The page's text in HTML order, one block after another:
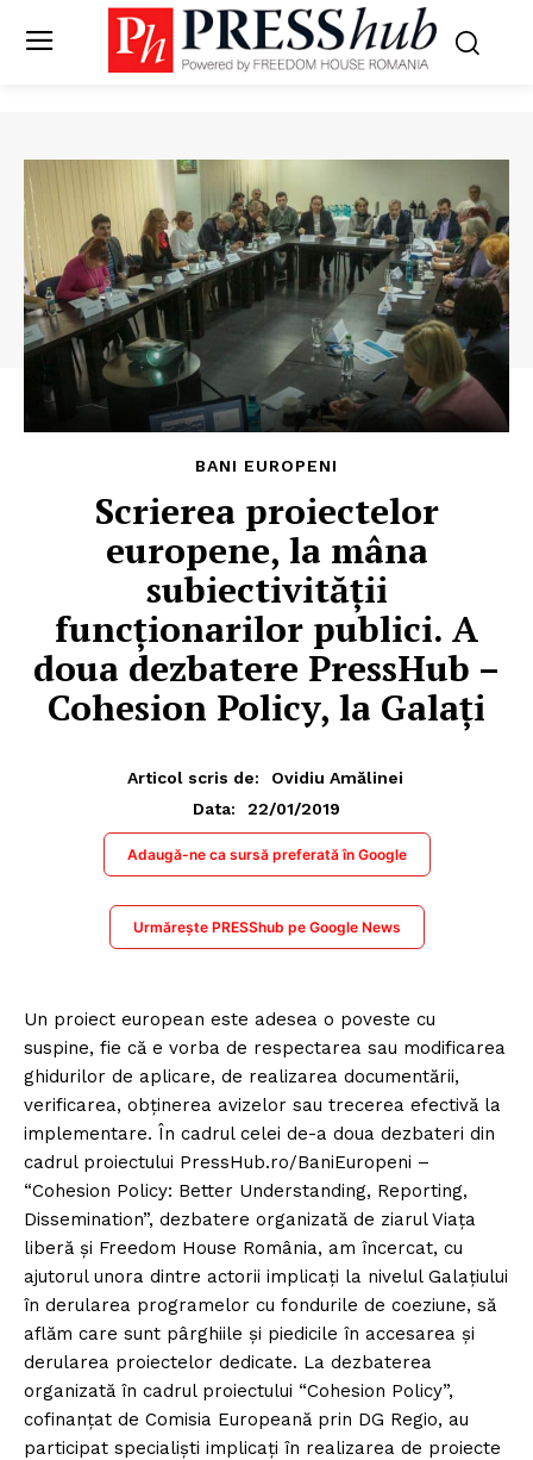
BANI EUROPENI
Scrierea proiectelor
europene, la mâna
subiectivității
funcționarilor publici. A
doua dezbatere PressHub –
Cohesion Policy, la Galați
Articol scris de:
Ovidiu Amălinei
Data:
22/01/2019
Adaugă-ne ca sursă preferată în Google
Urmărește PRESShub pe Google News
Un proiect european este adesea o poveste cu
suspine, fie că e vorba de respectarea sau modificarea
ghidurilor de aplicare, de realizarea documentării,
verificarea, obținerea avizelor sau trecerea efectivă la
implementare. În cadrul celei de-a doua dezbateri din
cadrul proiectului PressHub.ro/BaniEuropeni –
“Cohesion Policy: Better Understanding, Reporting,
Dissemination”, dezbatere organizată de ziarul Viața
liberă și Freedom House România, am încercat, cu
ajutorul unora dintre actorii implicați la nivelul Galațiului
în derularea programelor cu fondurile de coeziune, să
aflăm care sunt pârghiile și piedicile în accesarea și
derularea proiectelor dedicate. La dezbaterea
organizată în cadrul proiectului “Cohesion Policy”,
cofinanțat de Comisia Europeană prin DG Regio, au
participat specialiști implicați în realizarea de proiecte